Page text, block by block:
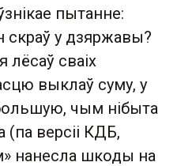
пытанне:
скраў у дзяржавы?
лёсаў сваіх
выклаў суму, у
чым нібыта
версіі КДБ,
нанесла шкоды на